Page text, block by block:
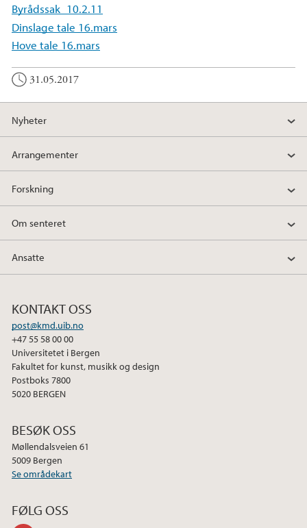
Byrådssak_10.2.11
Dinslage tale 16.mars
Hove tale 16.mars
31.05.2017
Nyheter
Arrangementer
Forskning
Om senteret
Ansatte
KONTAKT OSS
post@kmd.uib.no
+47 55 58 00 00
Universitetet i Bergen
Fakultet for kunst, musikk og design
Postboks 7800
5020 BERGEN
BESØK OSS
Møllendalsveien 61
5009 Bergen
Se områdekart
FØLG OSS